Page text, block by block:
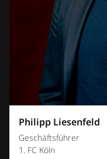
Philipp Liesenfeld
Geschäftsführer
1. FC Köln